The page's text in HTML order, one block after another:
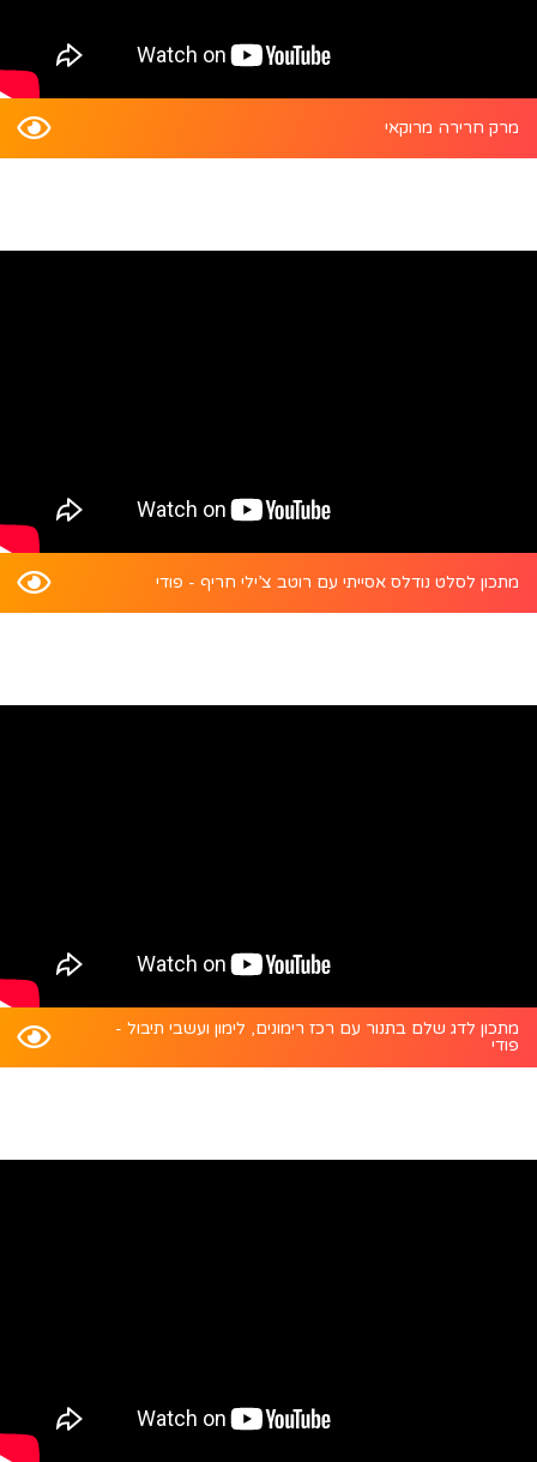
מרק חרירה מרוקאי
מתכון לסלט נודלס אסייתי עם רוטב צ’ילי חריף - פודי
מתכון לדג שלם בתנור עם רכז רימונים, לימון ועשבי תיבול -
פודי